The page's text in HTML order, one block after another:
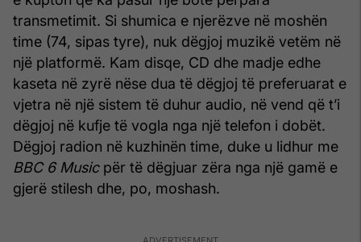
transmetimit. Si shumica e njerëzve në moshën
time (74, sipas tyre), nuk dëgjoj muzikë vetëm në
një platformë. Kam disqe, CD dhe madje edhe
kaseta në zyrë nëse dua të dëgjoj të preferuarat e
vjetra në një sistem të duhur audio, në vend që t’i
dëgjoj në kufje të vogla nga një telefon i dobët.
Dëgjoj radion në kuzhinën time, duke u lidhur me
BBC 6 Musicpër të dëgjuar zëra nga një gamë e
gjerë stilesh dhe, po, moshash.